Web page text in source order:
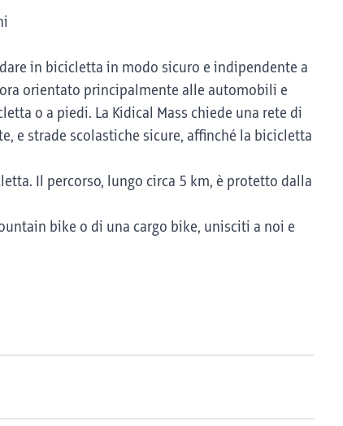
in bicicletta in modo sicuro e indipendente a
orientato principalmente alle automobili e
o a piedi. La Kidical Mass chiede una rete di
e strade scolastiche sicure, affinché la bicicletta
Il percorso, lungo circa 5 km, è protetto dalla
bike o di una cargo bike, unisciti a noi e